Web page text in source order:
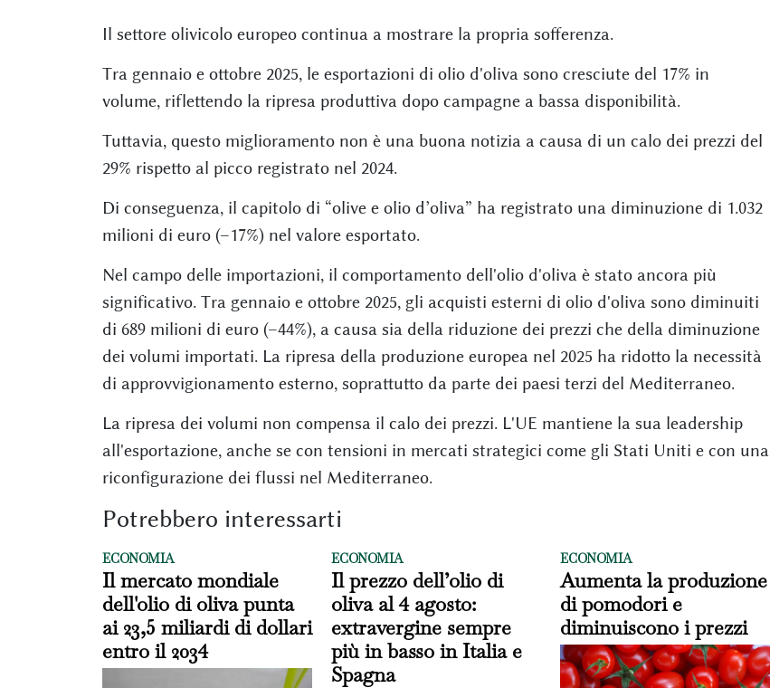
Il settore olivicolo europeo continua a mostrare la propria sofferenza.
Tra gennaio e ottobre 2025, le esportazioni di olio d'oliva sono cresciute del 17% in
volume, riflettendo la ripresa produttiva dopo campagne a bassa disponibilità.
Tuttavia, questo miglioramento non è una buona notizia a causa di un calo dei prezzi del
29% rispetto al picco registrato nel 2024.
Di conseguenza, il capitolo di “olive e olio d’oliva” ha registrato una diminuzione di 1.032
milioni di euro (–17%) nel valore esportato.
Nel campo delle importazioni, il comportamento dell'olio d'oliva è stato ancora più
significativo. Tra gennaio e ottobre 2025, gli acquisti esterni di olio d'oliva sono diminuiti
di 689 milioni di euro (–44%), a causa sia della riduzione dei prezzi che della diminuzione
dei volumi importati. La ripresa della produzione europea nel 2025 ha ridotto la necessità
di approvvigionamento esterno, soprattutto da parte dei paesi terzi del Mediterraneo.
La ripresa dei volumi non compensa il calo dei prezzi. L'UE mantiene la sua leadership
all'esportazione, anche se con tensioni in mercati strategici come gli Stati Uniti e con una
riconfigurazione dei flussi nel Mediterraneo.
Potrebbero interessarti
ECONOMIA
Il mercato mondiale
dell'olio di oliva punta
ai 23,5 miliardi di dollari
entro il 2034
ECONOMIA
Il prezzo dell’olio di
oliva al 4 agosto:
extravergine sempre
più in basso in Italia e
Spagna
ECONOMIA
Aumenta la produzione
di pomodori e
diminuiscono i prezzi